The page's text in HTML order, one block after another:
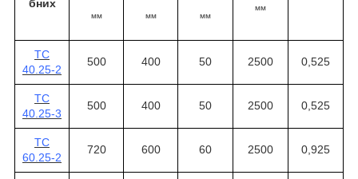
бних
мм мм мм
мм
ТС
40.25-2
500 400 50 2500 0,525
ТС
40.25-3
500 400 50 2500 0,525
ТС
60.25-2
720 600 60 2500 0,925